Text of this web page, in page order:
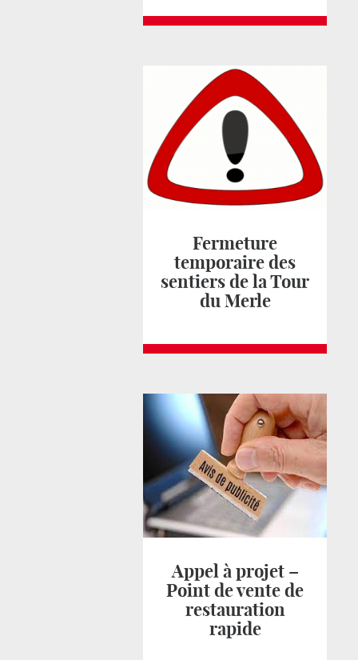
Fermeture
temporaire des
sentiers de la Tour
du Merle
Appel à projet –
Point de vente de
restauration
rapide